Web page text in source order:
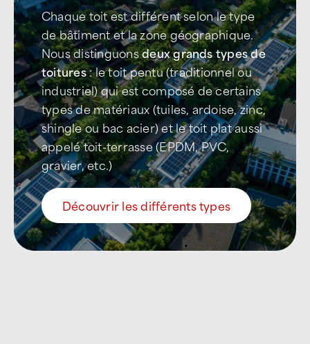
Chaque toit est différent selon le type
de bâtiment et la zone géographique.
Nous distinguonsdeux grands types de
toitures: le toit pentu (traditionnel ou
industriel) qui est composé de certains
types de matériaux (tuiles, ardoise, zinc,
shingle ou bac acier) et le toit plat aussi
appelé toit-terrasse (EPDM, PVC,
gravier, etc.)
Découvrir les différents types